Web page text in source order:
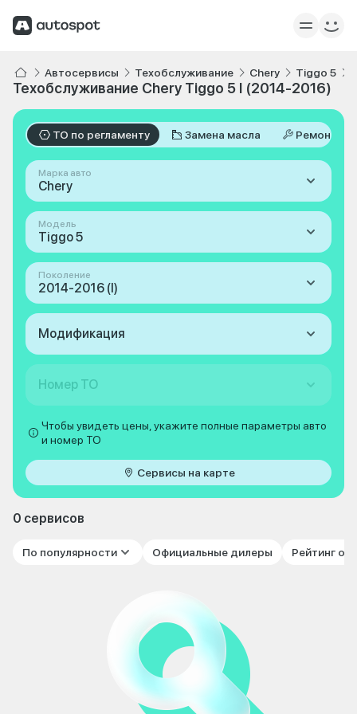
Автосервисы Техобслуживание Chery Tiggo 5
Техобслуживание Chery Tiggo 5 I (2014-2016)
ТО по регламенту Замена масла Ремонт
Марка авто
Chery
Модель
Tiggo 5
Поколение
2014-2016 (I)
Модификация
Номер ТО
Чтобы увидеть цены, укажите полные параметры авто
и номер ТО
Сервисы на карте
0 сервисов
По популярности Официальные дилеры Рейтинг